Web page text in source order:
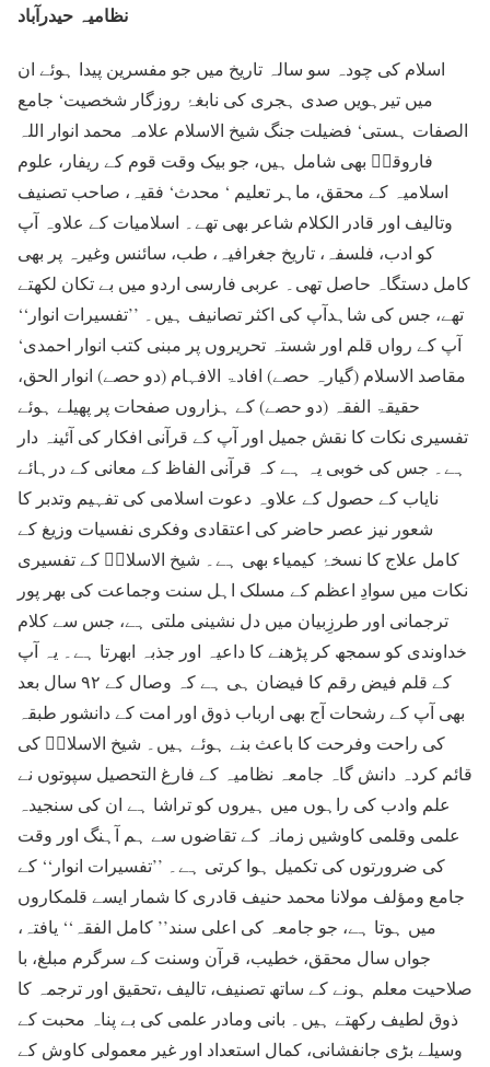
نظامیہ حیدرآباد
اسلام کی چودہ سو سالہ تاریخ میں جو مفسرین پیدا ہوئے ان
میں تیرہویں صدی ہجری کی نابغۂ روزگار شخصیت‘ جامع
الصفات ہستی‘ فضیلت جنگ شیخ الاسلام علامہ محمد انوار اللہ
فاروقیؒ بھی شامل ہیں، جو بیک وقت قوم کے ریفار، علوم
اسلامیہ کے محقق، ماہر تعلیم ‘ محدث‘ فقیہ، صاحب تصنیف
وتالیف اور قادر الکلام شاعر بھی تھے۔ اسلامیات کے علاوہ آپ
کو ادب، فلسفہ، تاریخ جغرافیہ، طب، سائنس وغیرہ پر بھی
کامل دستگاہ حاصل تھی۔ عربی فارسی اردو میں بے تکان لکھتے
تھے، جس کی شاہدآپ کی اکثر تصانیف ہیں۔ ’’تفسیرات انوار‘‘
آپ کے رواں قلم اور شستہ تحریروں پر مبنی کتب انوار احمدی‘
مقاصد الاسلام (گیارہ حصے) افادۃ الافہام (دو حصے) انوار الحق،
حقیقۃ الفقہ (دو حصے) کے ہزاروں صفحات پر پھیلے ہوئے
تفسیری نکات کا نقش جمیل اور آپ کے قرآنی افکار کی آئینہ دار
ہے۔ جس کی خوبی یہ ہے کہ قرآنی الفاظ کے معانی کے درہائے
نایاب کے حصول کے علاوہ دعوت اسلامی کی تفہیم وتدبر کا
شعور نیز عصر حاضر کی اعتقادی وفکری نفسیات وزیغ کے
کامل علاج کا نسخۂ کیمیاء بھی ہے۔ شیخ الاسلامؒ کے تفسیری
نکات میں سوادِ اعظم کے مسلک اہل سنت وجماعت کی بھر پور
ترجمانی اور طرزِبیان میں دل نشینی ملتی ہے، جس سے کلام
خداوندی کو سمجھ کر پڑھنے کا داعیہ اور جذبہ ابھرتا ہے۔ یہ آپ
کے قلم فیض رقم کا فیضان ہی ہے کہ وصال کے ۹۲ سال بعد
بھی آپ کے رشحات آج بھی ارباب ذوق اور امت کے دانشور طبقہ
کی راحت وفرحت کا باعث بنے ہوئے ہیں۔ شیخ الاسلامؒ کی
قائم کردہ دانش گاہ جامعہ نظامیہ کے فارغ التحصیل سپوتوں نے
علم وادب کی راہوں میں ہیروں کو تراشا ہے ان کی سنجیدہ
علمی وقلمی کاوشیں زمانہ کے تقاضوں سے ہم آہنگ اور وقت
کی ضرورتوں کی تکمیل ہوا کرتی ہے۔ ’’تفسیرات انوار‘‘ کے
جامع ومؤلف مولانا محمد حنیف قادری کا شمار ایسے قلمکاروں
میں ہوتا ہے، جو جامعہ کی اعلی سند’’ کامل الفقہ‘‘ یافتہ،
جواں سال محقق، خطیب، قرآن وسنت کے سرگرم مبلغ، با
صلاحیت معلم ہونے کے ساتھ تصنیف، تالیف ،تحقیق اور ترجمہ کا
ذوق لطیف رکھتے ہیں۔ بانی ومادر علمی کی بے پناہ محبت کے
وسیلے بڑی جانفشانی، کمال استعداد اور غیر معمولی کاوش کے